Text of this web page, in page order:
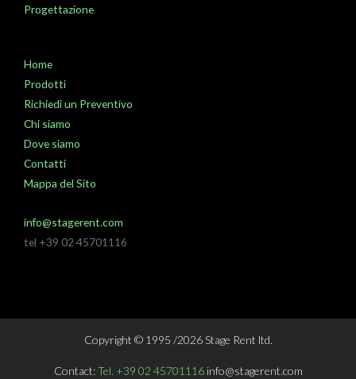
Progettazione
Home
Prodotti
Richiedi un Preventivo
Chi siamo
Dove siamo
Contatti
Mappa del Sito
info@stagerent.com
tel +39 02 45701116
Copyright © 1995 /2026 Stage Rent ltd.
Contact:Tel. +39 02 45701116 info@stagerent.com